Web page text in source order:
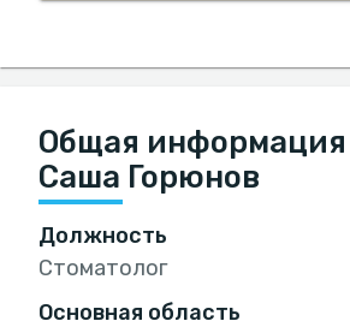
Общая
Саша Горюнов
Должность
Стоматолог
Основная область